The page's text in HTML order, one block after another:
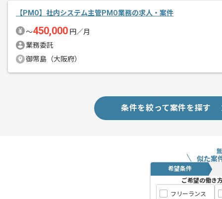
【PMO】社内システム主管PMO業務の求人・案件
〜450,000 円／月
業務委託
御幣島（大阪府）
条件を絞って案件を探す
似た案
希望条件
ご希望の働き
フリーランス